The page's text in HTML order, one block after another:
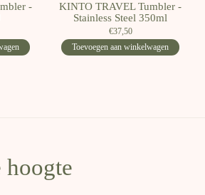
-
KINTO TRAVEL Tumbler -
Stainless Steel 350ml
€37,50
Toevoegen aan winkelwagen